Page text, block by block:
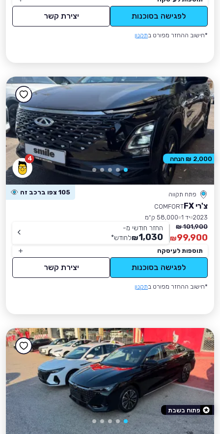
לפגישה בסוכנות יצירת קשר
*חישוב ההחזר מפורט בתקנון
4
פתח תקווה 105 צפו ברכב זה
צ'רי FX
COMFORT
2023 יד 1
58,000 ק״מ
101,900 ₪
99,900
₪
החזר חודשי מ-
1,030
₪לחודש*
תוספות לעיסקה
לפגישה בסוכנות יצירת קשר
*חישוב ההחזר מפורט בתקנון
2,000 ₪ הנחה
פתוח בשבת